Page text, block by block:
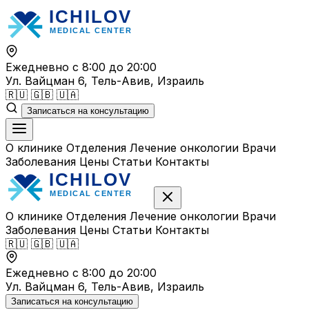
Перейти
к
содержимому
Ежедневно с 8:00 до 20:00
Ул. Вайцман 6, Тель-Авив, Израиль
🇷🇺 🇬🇧 🇺🇦
Записаться на консультацию
О клинике Отделения Лечение онкологии Врачи
Заболевания Цены Статьи Контакты
О клинике Отделения Лечение онкологии Врачи
Заболевания Цены Статьи Контакты
🇷🇺 🇬🇧 🇺🇦
Ежедневно с 8:00 до 20:00
Ул. Вайцман 6, Тель-Авив, Израиль
Записаться на консультацию